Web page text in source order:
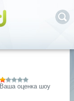
Ваша оценка шоу